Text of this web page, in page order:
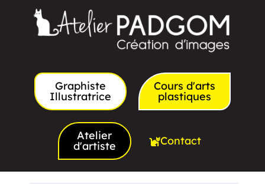
Graphiste
Illustratrice
Cours d'arts
plastiques
Atelier
d'artiste Contact